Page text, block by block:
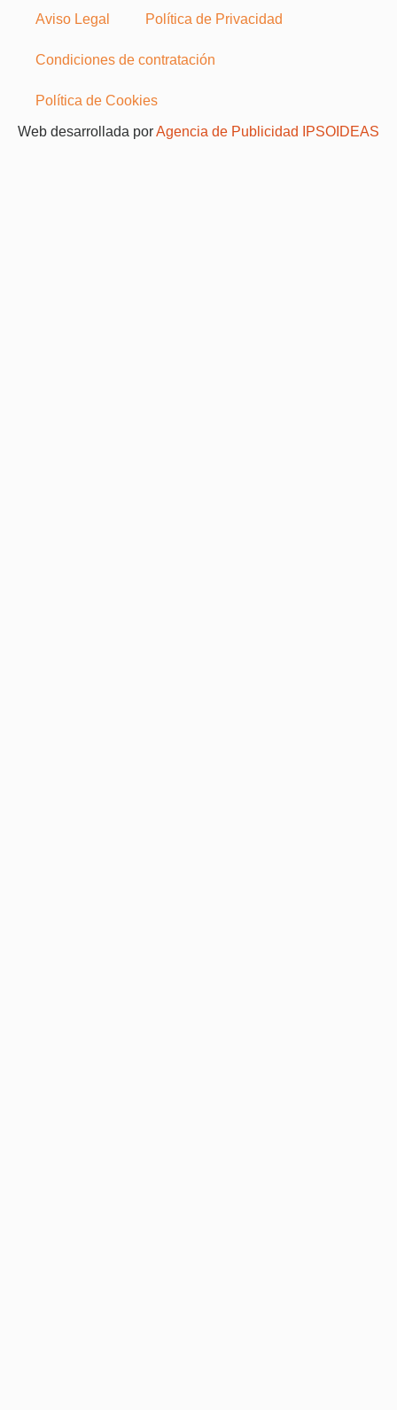
Aviso Legal Política de Privacidad
Condiciones de contratación
Política de Cookies
Web desarrollada porAgencia de Publicidad IPSOIDEAS